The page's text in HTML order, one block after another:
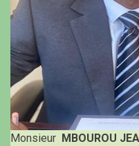
Monsieur MBOUROU